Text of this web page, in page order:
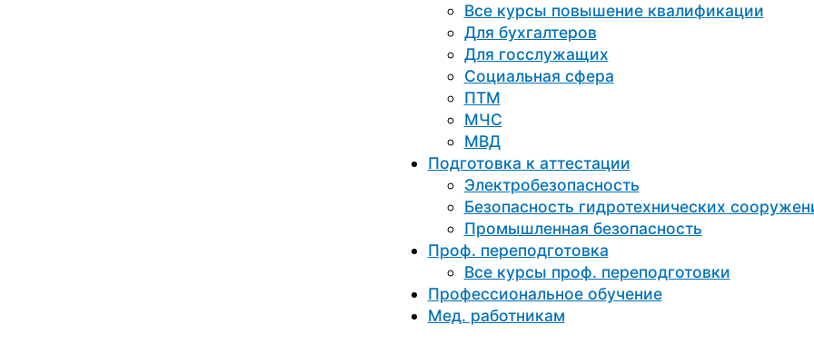
Все курсы повышение квалификации
Для бухгалтеров
Для госслужащих
Социальная сфера
ПТМ
МЧС
МВД
Подготовка к aттестации
Электробезопасность
Безопасность гидротехнических
Промышленная безопасность
Проф. переподготовка
Все курсы проф. переподготовки
Профессиональное обучение
Мед. работникам